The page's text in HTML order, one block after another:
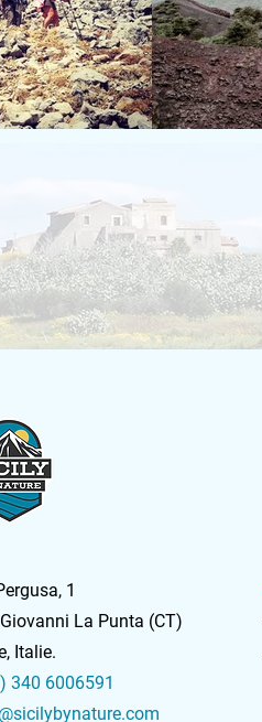
1
La Punta (CT)
Italie.
340 6006591